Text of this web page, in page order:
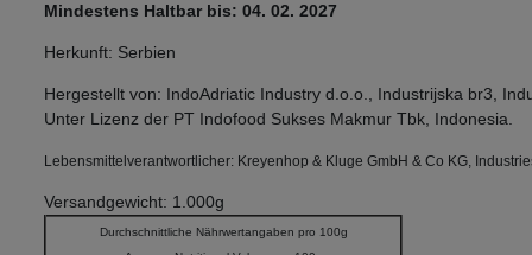
Mindestens Haltbar bis: 04. 02. 2027
Herkunft: Serbien
Hergestellt von: IndoAdriatic Industry d.o.o., Industrijska br3,
Unter Lizenz der PT Indofood Sukses Makmur Tbk, Indonesia.
Lebensmittelverantwortlicher: Kreyenhop & Kluge GmbH & Co KG,
Versandgewicht: 1.000g
Durchschnittliche Nährwertangaben pro 100g